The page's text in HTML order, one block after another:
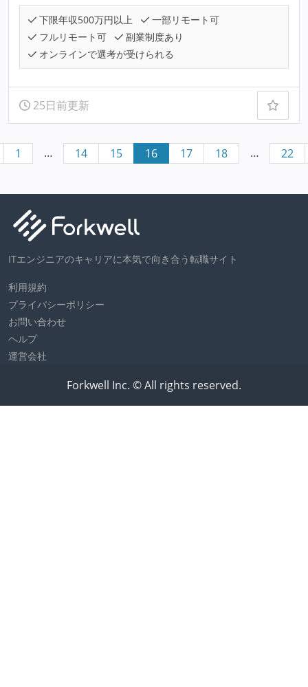
下限年収500万円以上
一部リモート可
フルリモート可
副業制度あり
オンラインで選考が受けられる
25日前更新
1 … 14 15 16 17 18 … 22
ITエンジニアのキャリアに本気で向き合う転職サイト
利用規約
プライバシーポリシー
お問い合わせ
ヘルプ
運営会社
Forkwell Inc. © All rights reserved.